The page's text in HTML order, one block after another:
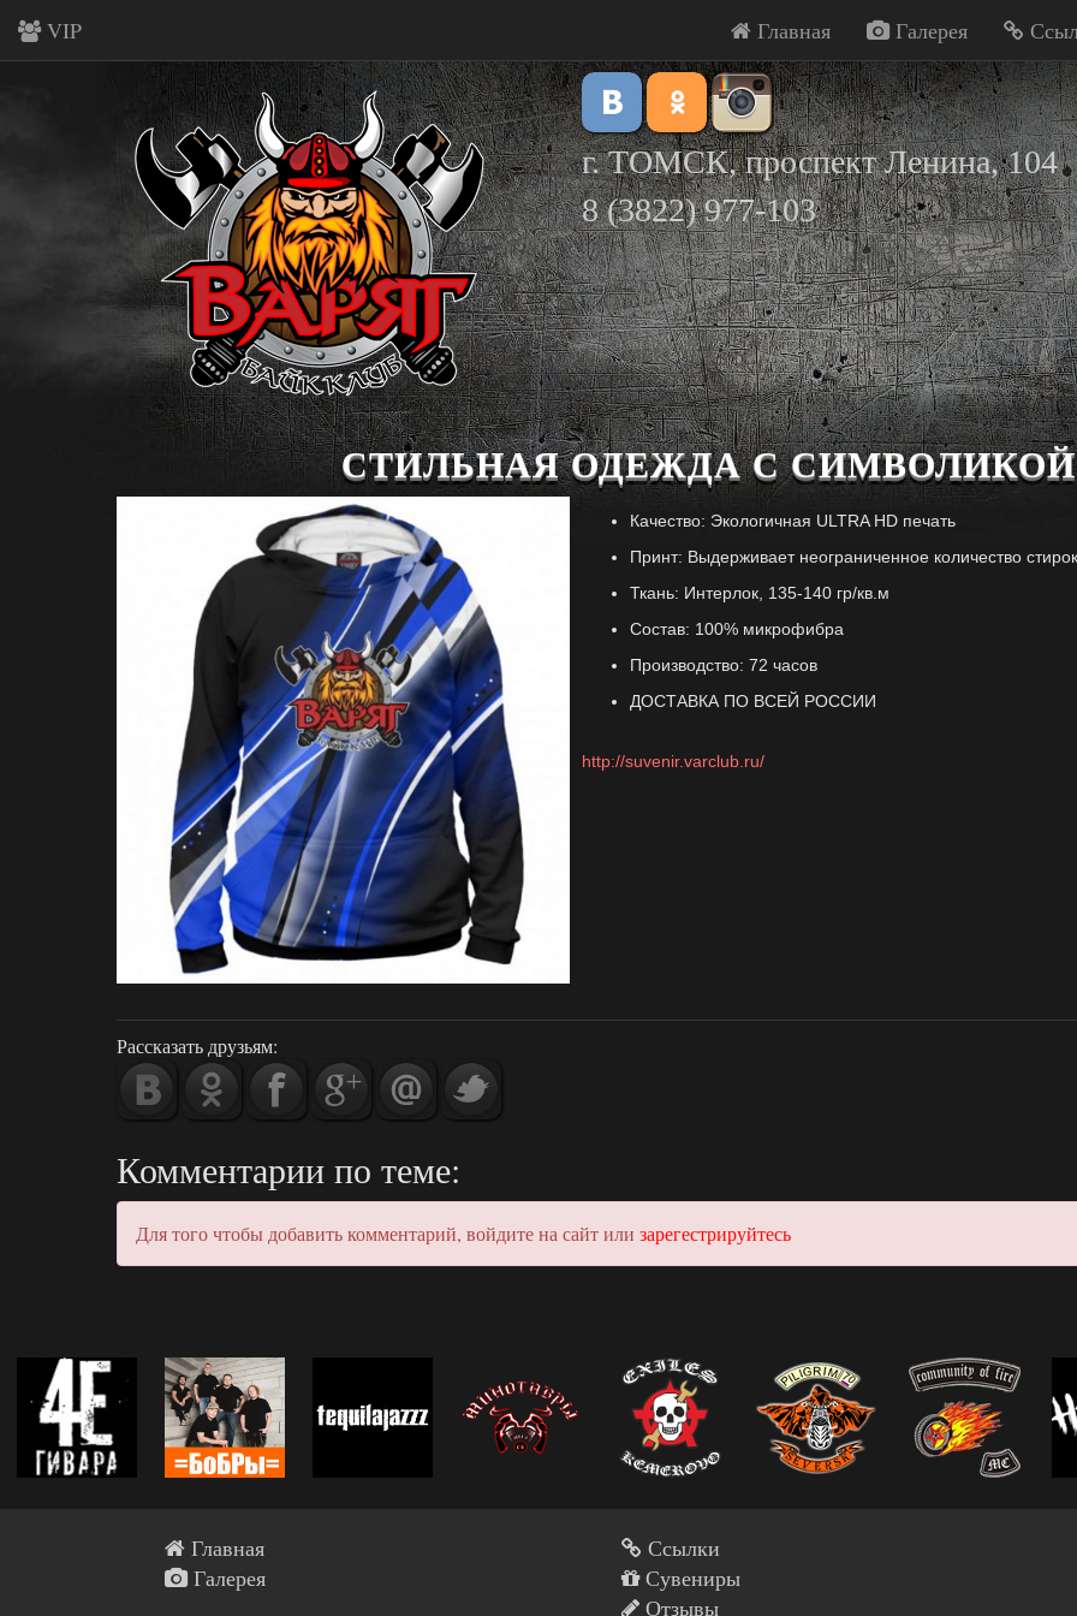
VIP Главная Галерея
г. ТОМСК, проспект Ленина, 104
8 (3822) 977-103
СТИЛЬНАЯ ОДЕЖДА С СИМВОЛИКОЙ
Качество: Экологичная ULTRA HD печать
Принт: Выдерживает неограниченное количество стирок
Ткань: Интерлок, 135-140 гр/кв.м
Состав: 100% микрофибра
Производство: 72 часов
ДОСТАВКА ПО ВСЕЙ РОССИИ
http://suvenir.varclub.ru/
Рассказать друзьям:
Комментарии по теме:
Для того чтобы добавить комментарий, войдите на сайт или зарегестрируйтесь
Главная
Галерея
Ссылки
Сувениры
Отзывы